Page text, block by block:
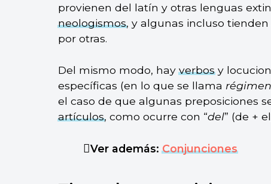
provienen del latín y otras lenguas
neologismos, y algunas incluso
por otras.
Del mismo modo, hayverbosy
específicas (en lo que se llama
el caso de que algunas preposiciones
artículos, como ocurre con “del” (de +
Ver además:Conjunciones